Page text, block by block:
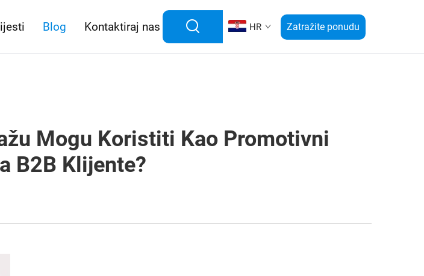
Blog Kontaktiraj nas HR Zatražite ponudu
Mogu Koristiti Kao Promotivni
B2B Klijente?